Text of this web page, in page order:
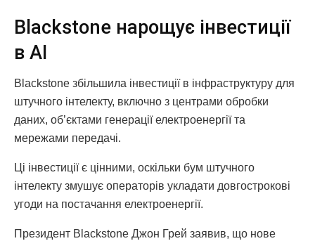
Blackstone нарощує інвестиції
в AI
Blackstone збільшила інвестиції в інфраструктуру для
штучного інтелекту, включно з центрами обробки
даних, об’єктами генерації електроенергії та
мережами передачі.
Ці інвестиції є цінними, оскільки бум штучного
інтелекту змушує операторів укладати довгострокові
угоди на постачання електроенергії.
Президент Blackstone Джон Грей заявив, що нове